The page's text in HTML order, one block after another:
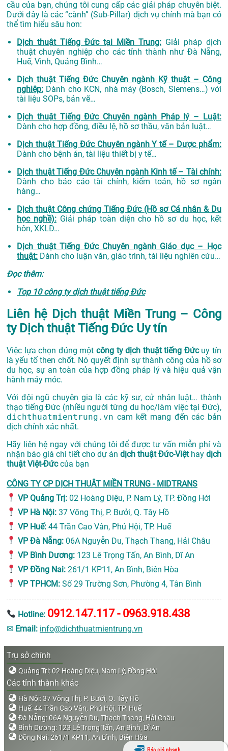
cầu của bạn, chúng tôi cung cấp các giải pháp chuyên biệt.
Dưới đây là các “cành” (Sub-Pillar) dịch vụ chính mà bạn có
thể tìm hiểu sâu hơn:
Dịch thuật Tiếng Đức tại Miền Trung: Giải pháp dịch
thuật chuyên nghiệp cho các tỉnh thành như Đà Nẵng,
Huế, Vinh, Quảng Bình…
Dịch thuật Tiếng Đức Chuyên ngành Kỹ thuật – Công
nghiệp: Dành cho KCN, nhà máy (Bosch, Siemens…) với
tài liệu SOPs, bản vẽ…
Dịch thuật Tiếng Đức Chuyên ngành Pháp lý – Luật:
Dành cho hợp đồng, điều lệ, hồ sơ thầu, văn bản luật…
Dịch thuật Tiếng Đức Chuyên ngành Y tế – Dược phẩm:
Dành cho bệnh án, tài liệu thiết bị y tế…
Dịch thuật Tiếng Đức Chuyên ngành Kinh tế – Tài chính:
Dành cho báo cáo tài chính, kiểm toán, hồ sơ ngân
hàng…
Dịch thuật Công chứng Tiếng Đức (Hồ sơ Cá nhân & Du
học nghề):Giải pháp toàn diện cho hồ sơ du học, kết
hôn, XKLĐ…
Dịch thuật Tiếng Đức Chuyên ngành Giáo dục – Học
thuật: Dành cho luận văn, giáo trình, tài liệu nghiên cứu…
Đọc thêm:
Top 10 công ty dịch thuật tiếng Đức
Liên hệ Dịch thuật Miền Trung – Công
ty Dịch thuật Tiếng Đức Uy tín
Việc lựa chọn đúng một công ty dịch thuật tiếng Đứcuy tín
là yếu tố then chốt. Nó quyết định sự thành công của hồ sơ
du học, sự an toàn của hợp đồng pháp lý và hiệu quả vận
hành máy móc.
Với đội ngũ chuyên gia là các kỹ sư, cử nhân luật… thành
thạo tiếng Đức (nhiều người từng du học/làm việc tại Đức),
dichthuatmientrung.vn cam kết mang đến các bản
dịch chính xác nhất.
Hãy liên hệ ngay với chúng tôi để được tư vấn miễn phí và
nhận báo giá chi tiết cho dự án dịch thuật Đức-Việthay dịch
thuật Việt-Đứccủa bạn
CÔNG TY CP DỊCH THUẬT MIỀN TRUNG - MIDTRANS
VP Quảng Trị: 02 Hoàng Diệu, P. Nam Lý, TP. Đồng Hới
VP Hà Nội: 37 Võng Thị, P. Bưởi, Q. Tây Hồ
VP Huế: 44 Trần Cao Vân, Phú Hội, TP. Huế
VP Đà Nẵng: 06A Nguyễn Du, Thạch Thang, Hải Châu
VP Bình Dương: 123 Lê Trọng Tấn, An Bình, Dĩ An
VP Đồng Nai: 261/1 KP11, An Bình, Biên Hòa
VP TPHCM: Số 29 Trường Sơn, Phường 4, Tân Bình
Hotline: 0912.147.117 - 0963.918.438
✉ Email: info@dichthuatmientrung.vn
Trụ sở chính
Quảng Trị: 02 Hoàng Diệu, Nam Lý, Đồng Hới
Các tỉnh thành khác
Hà Nội: 37 Võng Thị, P. Bưởi, Q. Tây Hồ
Huế: 44 Trần Cao Vân, Phú Hội, TP. Huế
Đà Nẵng: 06A Nguyễn Du, Thạch Thang, Hải Châu
Bình Dương: 123 Lê Trọng Tấn, An Bình, Dĩ An
Đồng Nai: 261/1 KP11, An Bình, Biên Hòa